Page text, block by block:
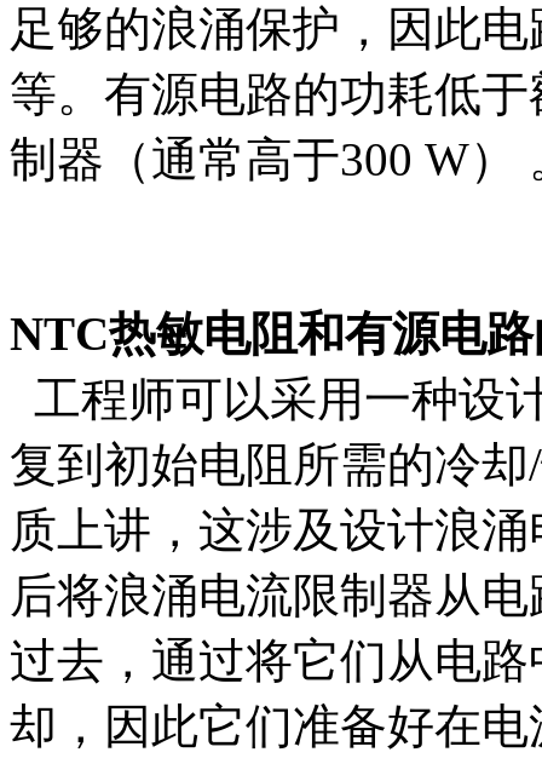
足够的浪涌保护，因此
等。有源电路的功耗低
制器（通常高于300 W）
NTC热敏电阻和有源电
工程师可以采用一种设
复到初始电阻所需的冷
质上讲，这涉及设计浪
后将浪涌电流限制器从
过去，通过将它们从电
却，因此它们准备好在